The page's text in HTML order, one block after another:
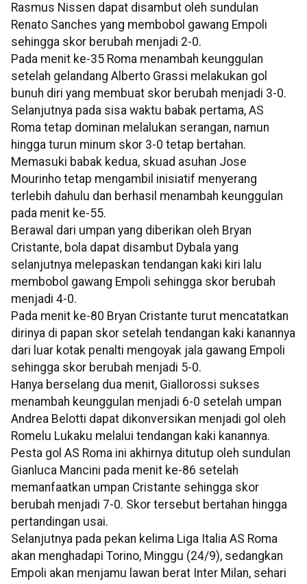
Rasmus Nissen dapat disambut oleh sundulan
Renato Sanches yang membobol gawang Empoli
sehingga skor berubah menjadi 2-0.
Pada menit ke-35 Roma menambah keunggulan
setelah gelandang Alberto Grassi melakukan gol
bunuh diri yang membuat skor berubah menjadi 3-0.
Selanjutnya pada sisa waktu babak pertama, AS
Roma tetap dominan melalukan serangan, namun
hingga turun minum skor 3-0 tetap bertahan.
Memasuki babak kedua, skuad asuhan Jose
Mourinho tetap mengambil inisiatif menyerang
terlebih dahulu dan berhasil menambah keunggulan
pada menit ke-55.
Berawal dari umpan yang diberikan oleh Bryan
Cristante, bola dapat disambut Dybala yang
selanjutnya melepaskan tendangan kaki kiri lalu
membobol gawang Empoli sehingga skor berubah
menjadi 4-0.
Pada menit ke-80 Bryan Cristante turut mencatatkan
dirinya di papan skor setelah tendangan kaki kanannya
dari luar kotak penalti mengoyak jala gawang Empoli
sehingga skor berubah menjadi 5-0.
Hanya berselang dua menit, Giallorossi sukses
menambah keunggulan menjadi 6-0 setelah umpan
Andrea Belotti dapat dikonversikan menjadi gol oleh
Romelu Lukaku melalui tendangan kaki kanannya.
Pesta gol AS Roma ini akhirnya ditutup oleh sundulan
Gianluca Mancini pada menit ke-86 setelah
memanfaatkan umpan Cristante sehingga skor
berubah menjadi 7-0. Skor tersebut bertahan hingga
pertandingan usai.
Selanjutnya pada pekan kelima Liga Italia AS Roma
akan menghadapi Torino, Minggu (24/9), sedangkan
Empoli akan menjamu lawan berat Inter Milan, sehari